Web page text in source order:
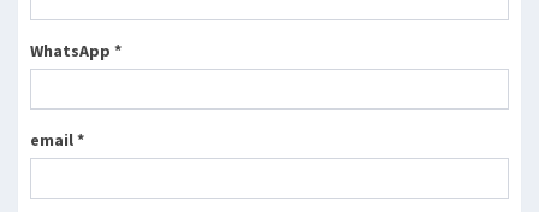
WhatsApp *
email *